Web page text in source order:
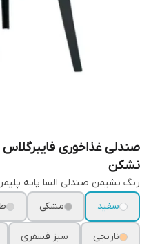
صندلی غذاخوری
نشکن
رنگ نشیمن صندلی السا پایه
سفید
مشکی
نارنجی سبز فسفری